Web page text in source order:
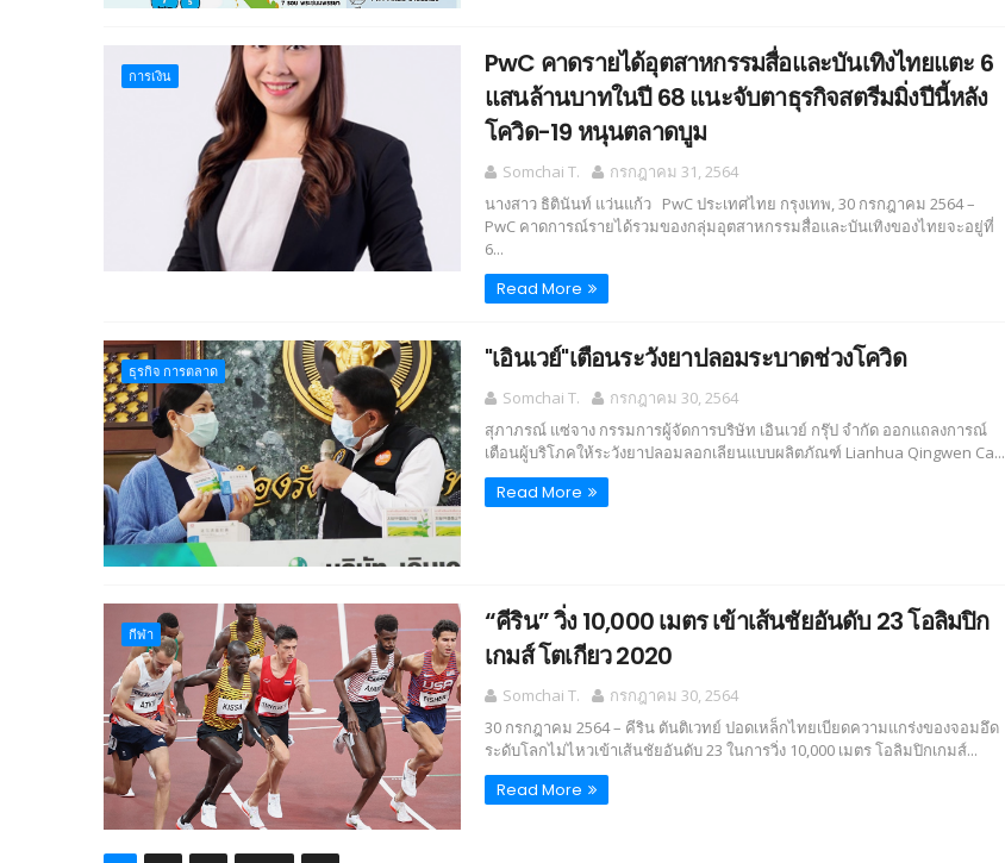
การเงิน
PwC คาดรายได้อุตสาหกรรมสื่อและบันเทิงไทยแตะ 6
แสนล้านบาทในปี 68 แนะจับตาธุรกิจสตรีมมิ่งปีนี้หลัง
โควิด-19 หนุนตลาดบูม
Somchai T.
กรกฎาคม 31, 2564
นางสาว ธิตินันท์ แว่นแก้ว PwC ประเทศไทย กรุงเทพ, 30 กรกฎาคม 2564 –
PwC คาดการณ์รายได้รวมของกลุ่มอุตสาหกรรมสื่อและบันเทิงของไทยจะอยู่ที่
6...
Read More
ธุรกิจ การตลาด "เอินเวย์"เตือนระวังยาปลอมระบาดช่วงโควิด
Somchai T.
กรกฎาคม 30, 2564
สุภาภรณ์ แซ่จาง กรรมการผู้จัดการบริษัท เอินเวย์ กรุ๊ป จำกัด ออกแถลงการณ์
เตือนผู้บริโภคให้ระวังยาปลอมลอกเลียนแบบผลิตภัณฑ์ Lianhua Qingwen Ca...
Read More
กีฬา
“คีริน” วิ่ง 10,000 เมตร เข้าเส้นชัยอันดับ 23 โอลิมปิก
เกมส์ โตเกียว 2020
Somchai T.
กรกฎาคม 30, 2564
30 กรกฎาคม 2564 – คีริน ตันติเวทย์ ปอดเหล็กไทยเบียดความแกร่งของจอมอึด
ระดับโลกไม่ไหวเข้าเส้นชัยอันดับ 23 ในการวิ่ง 10,000 เมตร โอลิมปิกเกมส์...
Read More